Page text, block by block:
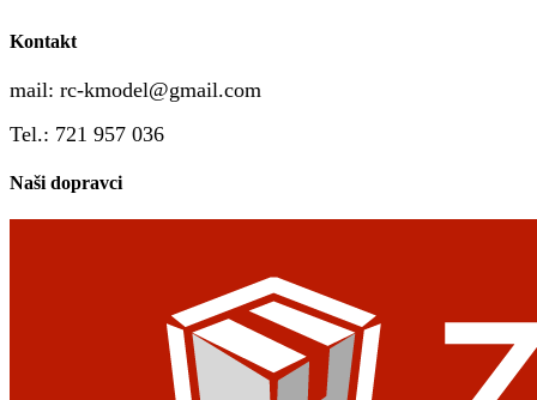
Kontakt
mail: rc-kmodel@gmail.com
Tel.: 721 957 036
Naši dopravci